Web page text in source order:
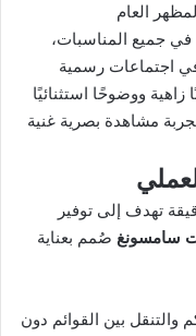
العام
جميع المناسبات،
اجتماعات رسمية
زاهية ووضوحًا استثنائيًا
مشاهدة بصرية غنية
تهدف إلى توفير
سامسونغ صُمم بعناية
بين القوائم دون